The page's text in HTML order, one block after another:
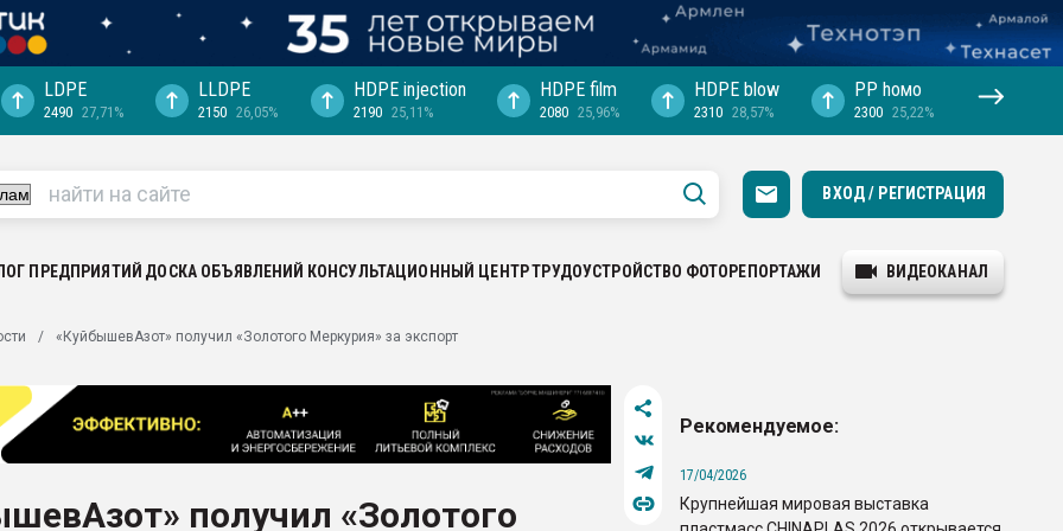
выходит на
рынке
LDPE
2490 27,71%
LLDPE
2150 26,05%
HDPE injection
2190 25,11%
HDPE film
2080 25,96%
HDPE blow
2310 28,57%
PP hомо
2300 25,22%
ВХОД / РЕГИСТРАЦИЯ
ПРЕДПРИЯТИЙ ДОСКА ОБЪЯВЛЕНИЙ КОНСУЛЬТАЦИОННЫЙ ЦЕНТРТРУДОУСТРОЙСТВО ФОТОРЕПОРТАЖИ ВИДЕОКАНАЛ
«КуйбышевАзот» получил «Золотого Меркурия» за экспорт
получил «Золотого
Рекомендуемое:
17/04/2026
Крупнейшая мировая выставка